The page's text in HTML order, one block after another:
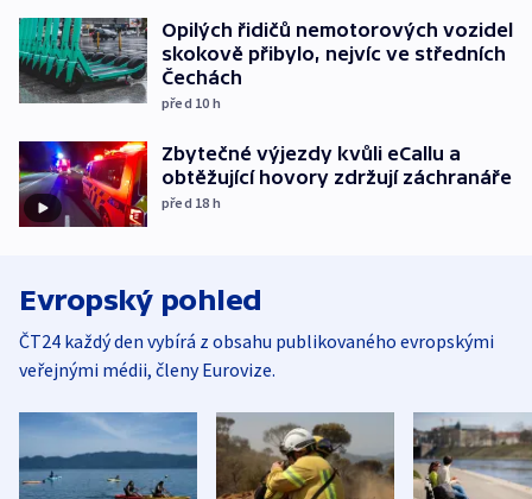
Opilých řidičů nemotorových vozidel
skokově přibylo, nejvíc ve středních
Čechách
před 10 h
Zbytečné výjezdy kvůli eCallu a
obtěžující hovory zdržují záchranáře
před 18 h
Evropský pohled
ČT24 každý den vybírá z obsahu publikovaného evropskými
veřejnými médii, členy Eurovize.